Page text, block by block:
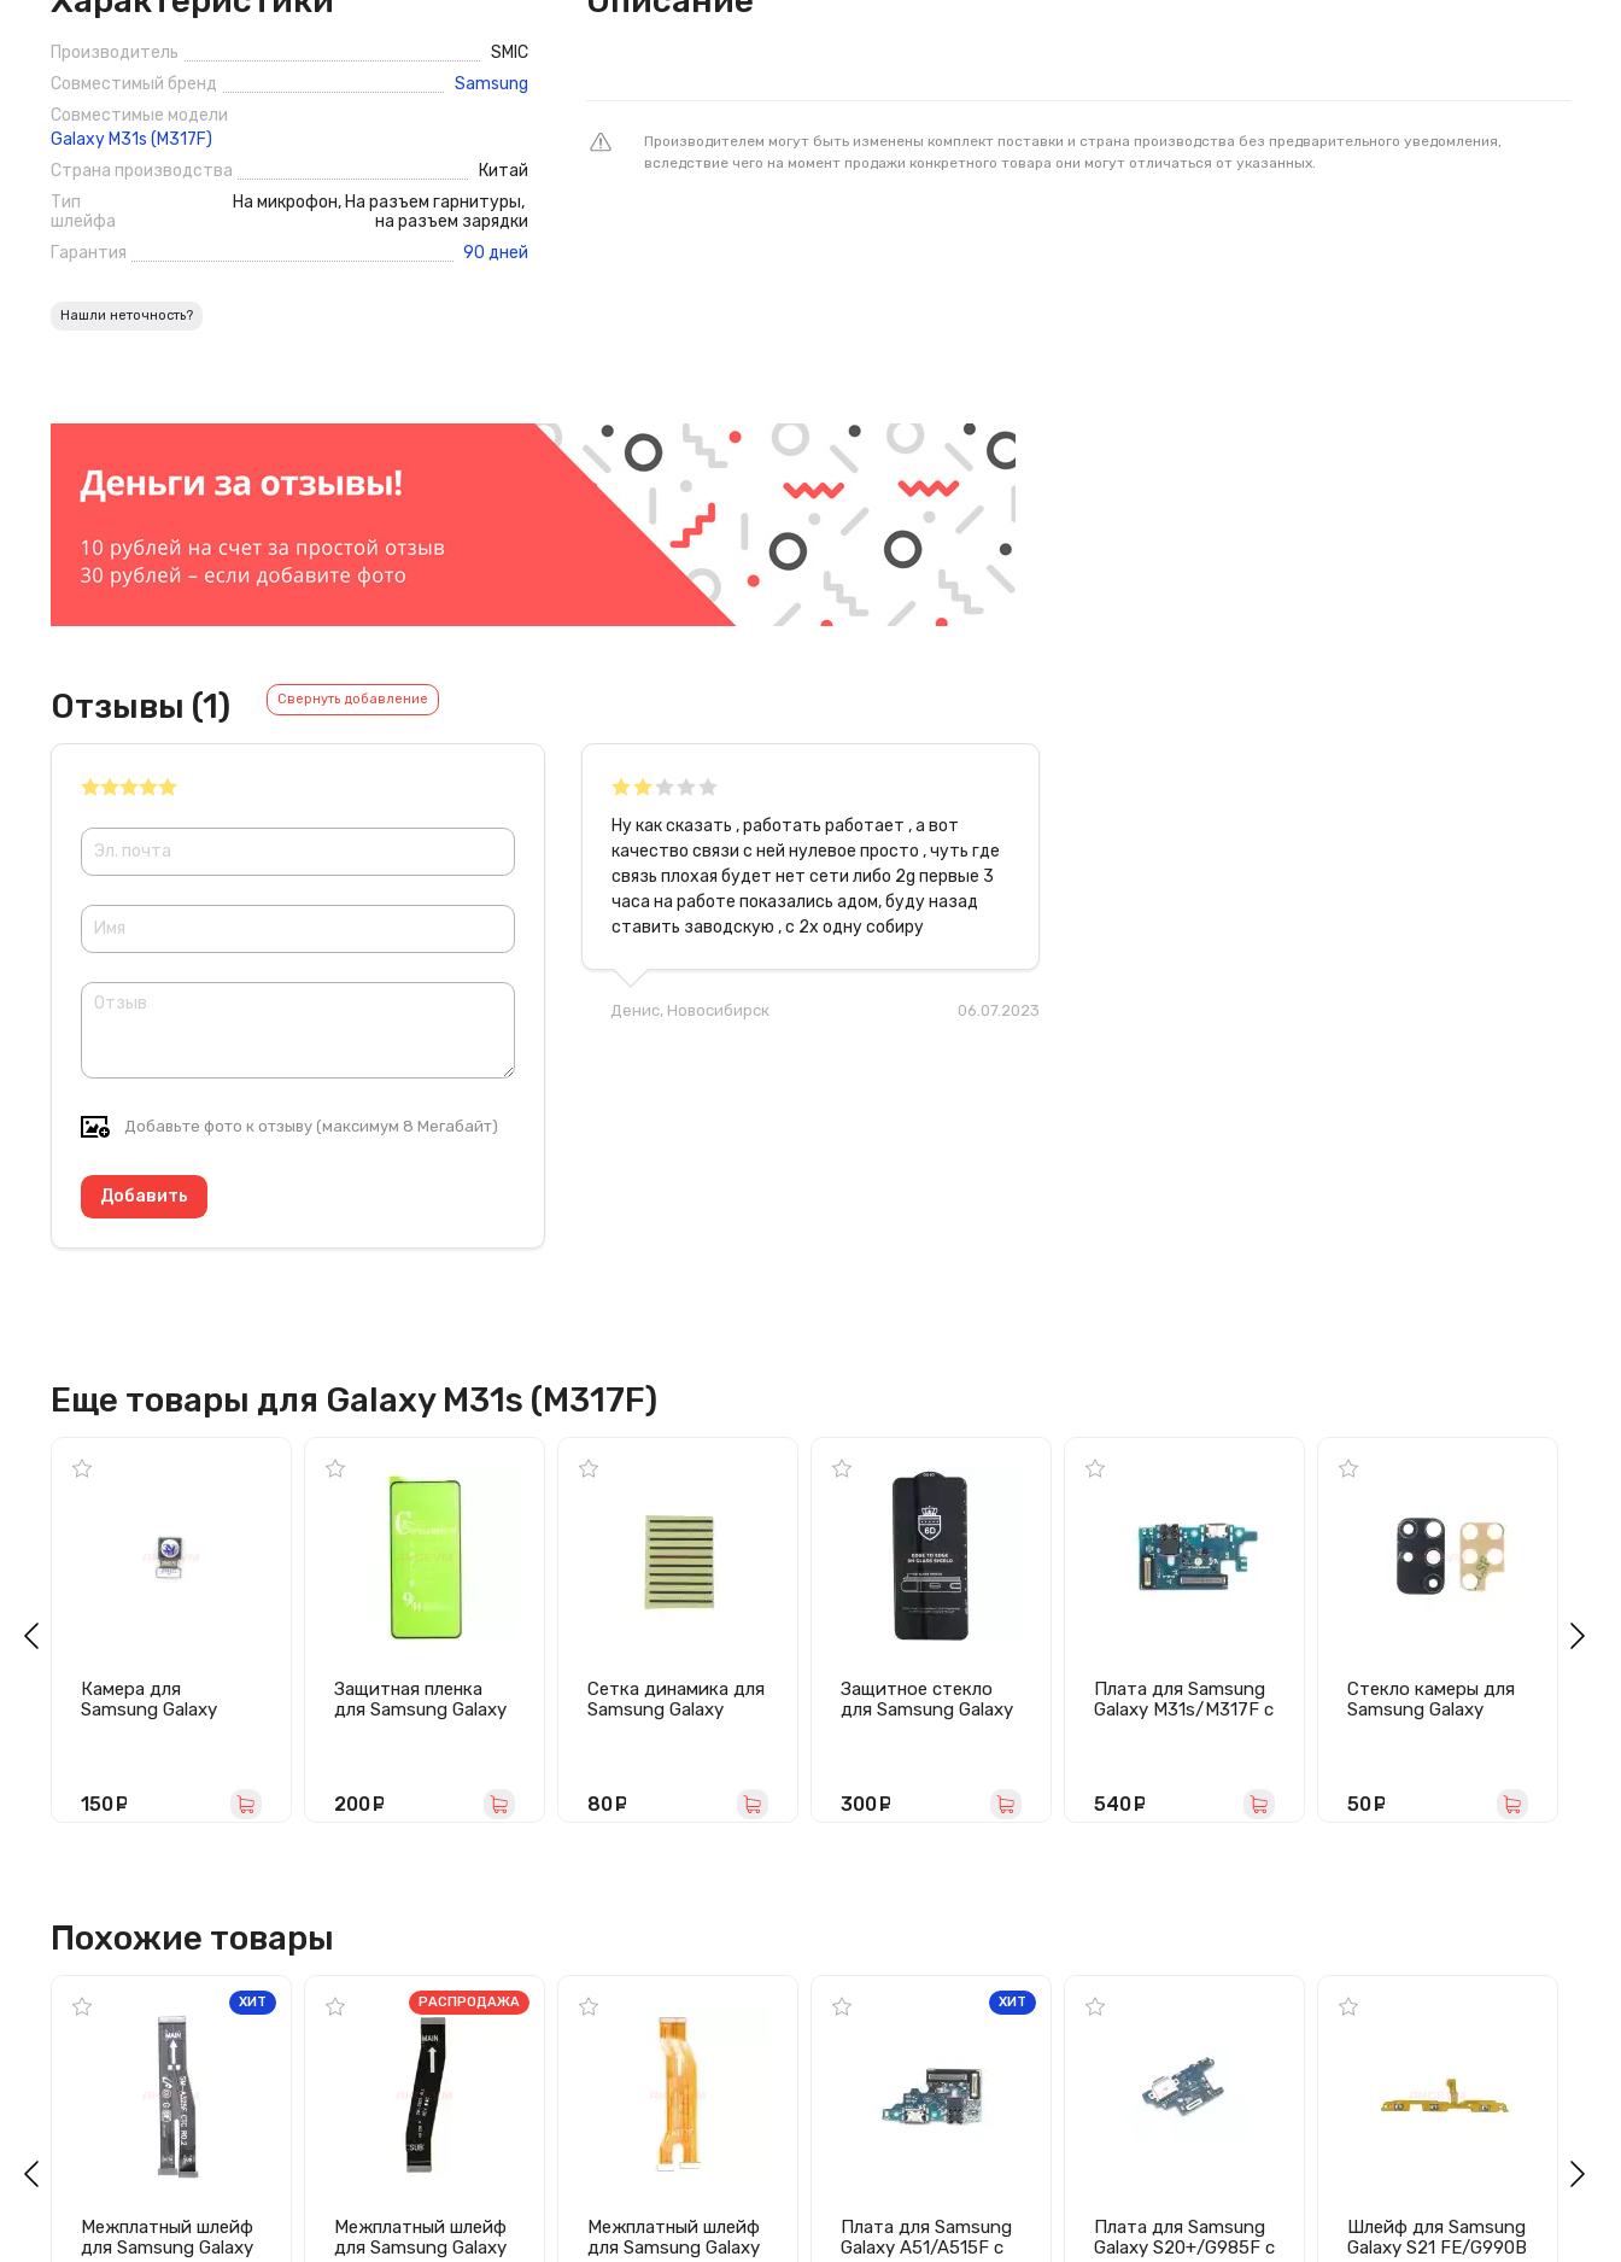
Производитель
SMIC
Совместимый бренд
Samsung
Совместимые модели
Galaxy M31s (M317F)
Страна производства
Китай
Тип
шлейфа
На микрофон, На разъем гарнитуры,
на разъем зарядки
Гарантия
90 дней
Нашли неточность?
Производителем могут быть изменены комплект поставки и страна производства без предварительного уведомления,
вследствие чего на момент продажи конкретного товара они могут отличаться от указанных.
Отзывы (1) Свернуть добавление
Добавьте фото к отзыву (максимум 8 Мегабайт)
Ну как сказать , работать работает , а вот
качество связи с ней нулевое просто , чуть где
связь плохая будет нет сети либо 2g первые 3
часа на работе показались адом, буду назад
ставить заводскую , с 2х одну собиру
Денис, Новосибирск 06.07.2023
Еще товары для Galaxy M31s (M317F)
Камера для
Samsung Galaxy
150
Защитная пленка
для Samsung Galaxy
силиконовая) черная
200
Сетка динамика для
Samsung Galaxy
80
Защитное стекло
для Samsung Galaxy
300
Плата для Samsung
Galaxy M31s/M317F с
Премиум
540
Стекло камеры для
Samsung Galaxy
50
Похожие товары
Межплатный шлейф
для Samsung Galaxy
ХИТ
Межплатный шлейф
для Samsung Galaxy
РАСПРОДАЖА
Межплатный шлейф
для Samsung Galaxy
Плата для Samsung
Galaxy A51/A515F с
ХИТ
Плата для Samsung
Galaxy S20+/G985F с
Шлейф для Samsung
Galaxy S21 FE/G990B